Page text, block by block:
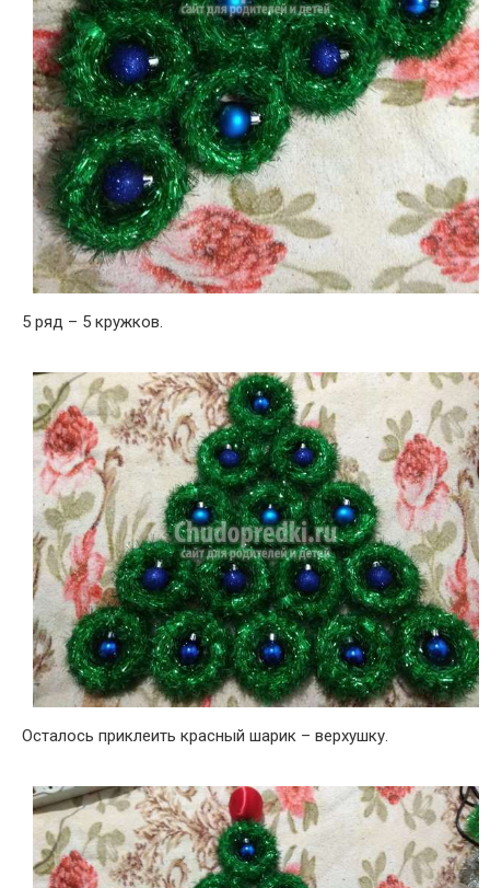
5 ряд – 5 кружков.
Осталось приклеить красный шарик – верхушку.